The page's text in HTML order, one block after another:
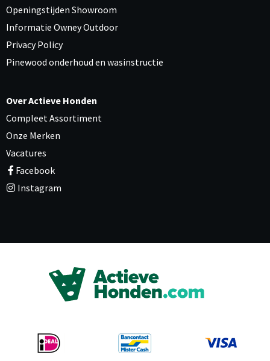
Openingstijden Showroom
Informatie Owney Outdoor
Privacy Policy
Pinewood onderhoud en wasinstructie
Over Actieve Honden
Compleet Assortiment
Onze Merken
Vacatures
Facebook
Instagram